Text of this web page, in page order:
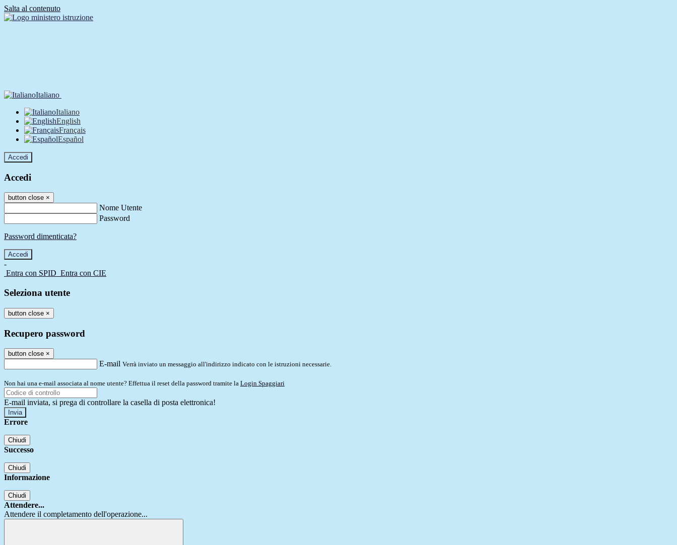
Salta al contenuto
Italiano
Italiano
English
Français
Español
Accedi
Accedi
button close ×
Nome Utente
Password
Password dimenticata?
-
Entra con SPID Entra con CIE
Seleziona utente
button close ×
Recupero password
button close ×
E-mail Verrà inviato un messaggio all'indirizzo indicato con le istruzioni necessarie.
Non hai una e-mail associata al nome utente? Effettua il reset della password tramite la Login Spaggiari
E-mail inviata, si prega di controllare la casella di posta elettronica!
Errore
Chiudi
Successo
Chiudi
Informazione
Chiudi
Attendere...
Attendere il completamento dell'operazione...